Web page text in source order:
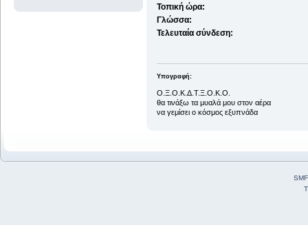
Τοπική ώρα:
Γλώσσα:
Τελευταία σύνδεση:
Υπογραφή:
Ο.Ξ.Ο.Κ.Δ.Τ.Ξ.Ο.Κ.Ο.
θα τινάξω τα μυαλά μου στον αέρα
να γεμίσει ο κόσμος εξυπνάδα